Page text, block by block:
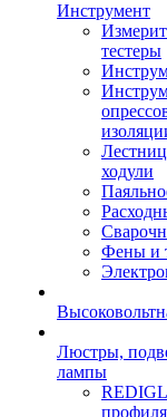
Инструмент
тестеры
ходули
Фены и
Люстры,
лампы
профиля